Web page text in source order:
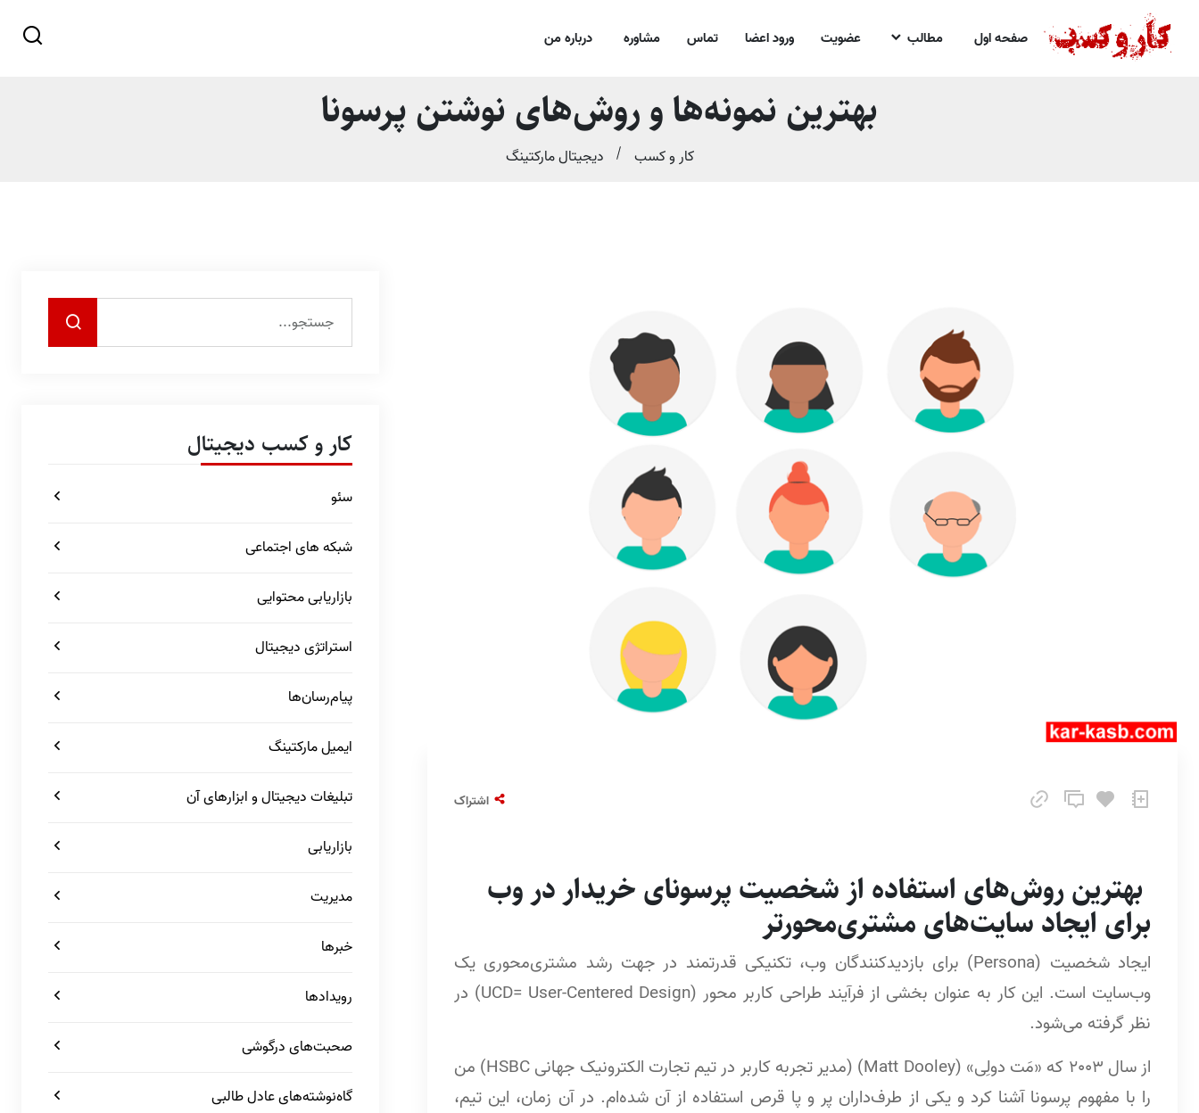
صفحه اول مطالب عضویت ورود اعضا تماس مشاوره درباره من
بهترین نمونه‌ها و روش‌های نوشتن پرسونا
کار و کسب دیجیتال مارکتینگ
اشتراک
بهترین روش‌های استفاده از شخصیت پرسونای خریدار در وب
برای ایجاد سایت‌های مشتری‌محورتر
ایجاد شخصیت (Persona) برای بازدیدکنندگان وب، تکنیکی قدرتمند در جهت رشد مشتری‌محوری یک
وب‌سایت است. این کار به عنوان بخشی از فرآیند طراحی کاربر محور (UCD= User-Centered Design) در
نظر گرفته می‌شود.
از سال 2003 که «مَت دولِی» (Matt Dooley) (مدیر تجربه کاربر در تیم تجارت الکترونیک جهانی HSBC) من
را با مفهوم پرسونا آشنا کرد و یکی از طرف‌داران پر و پا قرص استفاده از آن شده‌ام. در آن زمان، این تیم،
کار و کسب دیجیتال
سئو
شبکه های اجتماعی
بازاریابی محتوایی
استراتژی دیجیتال
پیام‌رسان‌ها
ایمیل مارکتینگ
تبلیغات دیجیتال و ابزارهای آن
بازاریابی
مدیریت
خبرها
رویدادها
صحبت‌های درگوشی
گاه‌نوشته‌های عادل طالبی